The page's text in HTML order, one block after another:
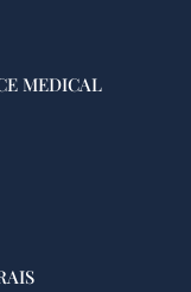
MEDICAL